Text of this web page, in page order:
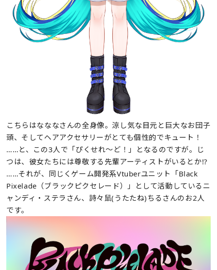
こちらはなななさんの全身像。涼し気な目元と巨大なお団子
頭、そしてヘアアクセサリーがとても個性的でキュート！
……と、この3人で「ぴくせれ～ど！」となるのですが。じ
つは、彼女たちには尊敬する先輩アーティストがいるとか!?
……それが、同じくゲーム開発系Vtuberユニット「Black
Pixelade（ブラックピクセレード）」として活動しているニ
ャンディ・ステラさん、詩々鼠(うたたね)ちるさんのお2人
です。